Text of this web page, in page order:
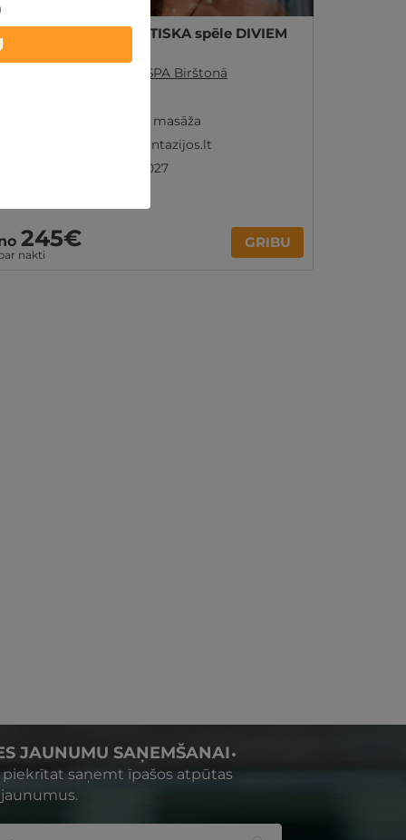
SPA, MASĀŽA un EROTISKA spēle DIVIEM
Viesnīca EGO SPA Birštonā
Atpūta SPA zonā un masāža
Erotiska spēle no Fantazijos.lt
Ir spēkā līdz 28.02.2027
245€
nakti
GRIBU
JAUNUMU SAŅEMŠANAI
saņemt īpašos atpūtas